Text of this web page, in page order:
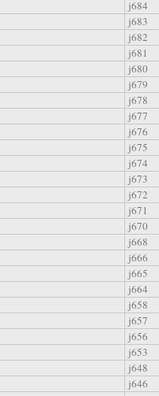
j684
j683
j682
j681
j680
j679
j678
j677
j676
j675
j674
j673
j672
j671
j670
j668
j666
j665
j664
j658
j657
j656
j653
j648
j646